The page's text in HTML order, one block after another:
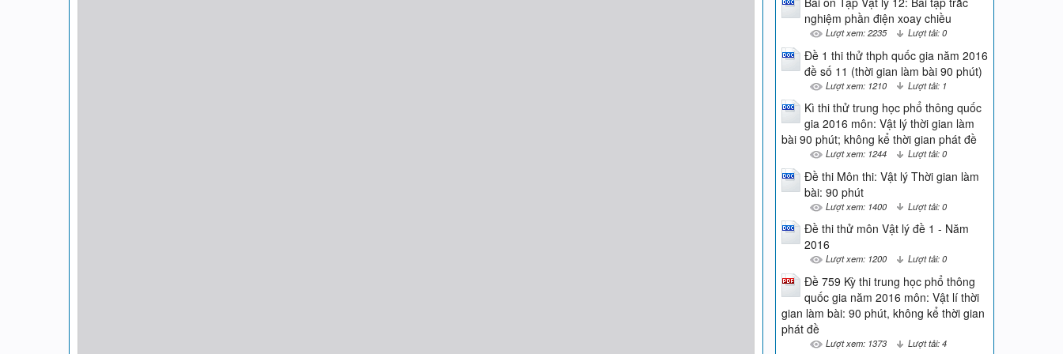
nghiệm phần điện xoay chiều
Lượt xem: 2235 Lượt tải: 0
Đề 1 thi thử thph quốc gia năm 2016
đề số 11 (thời gian làm bài 90 phút)
Lượt xem: 1210 Lượt tải: 1
Kì thi thử trung học phổ thông quốc
gia 2016 môn: Vật lý thời gian làm
bài 90 phút; không kể thời gian phát đề
Lượt xem: 1244 Lượt tải: 0
Đề thi Môn thi: Vật lý Thời gian làm
bài: 90 phút
Lượt xem: 1400 Lượt tải: 0
Đề thi thử môn Vật lý đề 1 - Năm
2016
Lượt xem: 1200 Lượt tải: 0
Đề 759 Kỳ thi trung học phổ thông
quốc gia năm 2016 môn: Vật lí thời
gian làm bài: 90 phút, không kể thời gian
phát đề
Lượt xem: 1373 Lượt tải: 4